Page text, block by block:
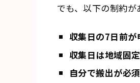
でも、以下の制約が
収集日の7日前が
収集日は地域固定
自分で搬出が必須